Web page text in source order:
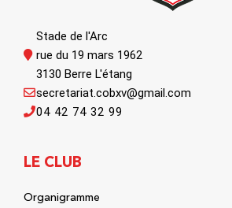
Stade de l'Arc
rue du 19 mars 1962
3130 Berre L'étang
04 42 74 32 99
secretariat.cobxv@gmail.com
LE CLUB
Organigramme